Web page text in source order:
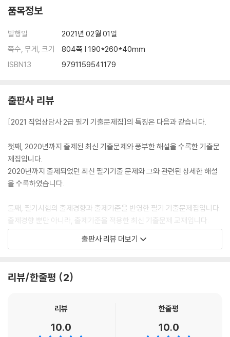
품목정보
발행일
2021년 02월 01일
쪽수, 무게, 크기
804쪽 | 190*260*40mm
ISBN13
9791159541179
출판사 리뷰
[2021 직업상담사 2급 필기 기출문제집]의 특징은 다음과 같습니다.
첫째, 2020년까지 출제된 최신 기출문제와 풍부한 해설을 수록한 기출문
제집입니다.
2020년까지 출제되었던 최신 필기기출 문제와 그와 관련된 상세한 해설
을 수록하였습니다.
둘째, 필기시험의 출제경향과 출제기준을 반영한 필기 기출문제집입니다.
출제경향 뿐만 아니라, 출제기준을 적용한 최신 기출문제 교재입니다.
셋째, 직업상담사 2급 시험 합격에 최적화된 필기 기출문제집입니다.
필기 기출문제집입니다.
이버카페”의 Q&A게시판에 질문하신다면 답변을 받으실 수 있습니다. 뿐
출판사 리뷰 더보기
리뷰/한줄평 2
리뷰
10.0
한줄평
10.0